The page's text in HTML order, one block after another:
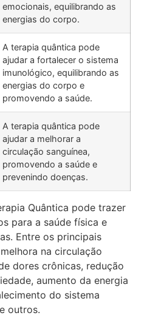
emocionais, equilibrando as
energias do corpo.
A terapia quântica pode
ajudar a fortalecer o sistema
imunológico, equilibrando as
energias do corpo e
promovendo a saúde.
A terapia quântica pode
ajudar a melhorar a
circulação sanguínea,
promovendo a saúde e
prevenindo doenças.
Quântica pode trazer
para a saúde física e
Entre os principais
na circulação
dores crônicas, redução
aumento da energia
do sistema
outros.